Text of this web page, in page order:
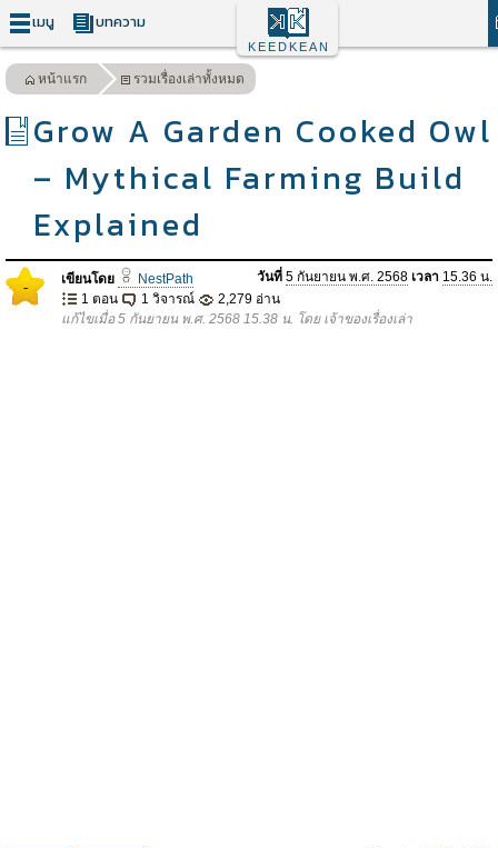
เมนู บทความ
KEEDKEAN
หน้าแรก รวมเรื่องเล่าทั้งหมด
Grow A Garden Cooked Owl
– Mythical Farming Build
Explained
- เขียนโดย NestPath วันที่ 5 กันยายน พ.ศ. 2568 เวลา 15.36 น.
1 ตอน
1 วิจารณ์
2,279 อ่าน
แก้ไขเมื่อ 5 กันยายน พ.ศ. 2568 15.38 น. โดย เจ้าของเรื่องเล่า